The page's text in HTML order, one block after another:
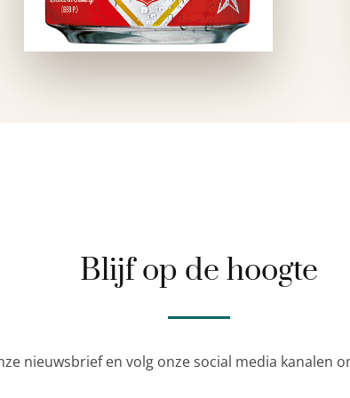
Blijf op de hoogte
nieuwsbrief en volg onze social media kanalen